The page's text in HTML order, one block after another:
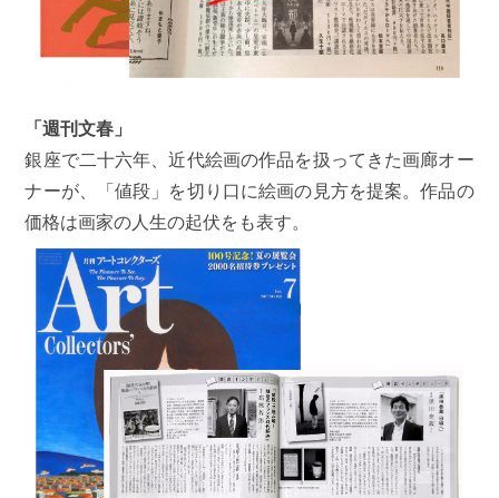
「週刊文春」
銀座で二十六年、近代絵画の作品を扱ってきた画廊オー
ナーが、「値段」を切り口に絵画の見方を提案。作品の
価格は画家の人生の起伏をも表す。